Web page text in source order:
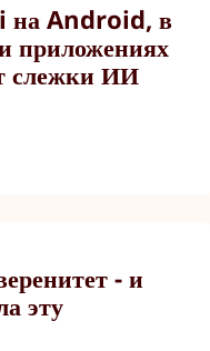
на Android, в
приложениях
слежки ИИ
- и
эту